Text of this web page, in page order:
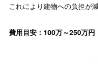
これにより建物への負担が
費用目安：100万～250万円